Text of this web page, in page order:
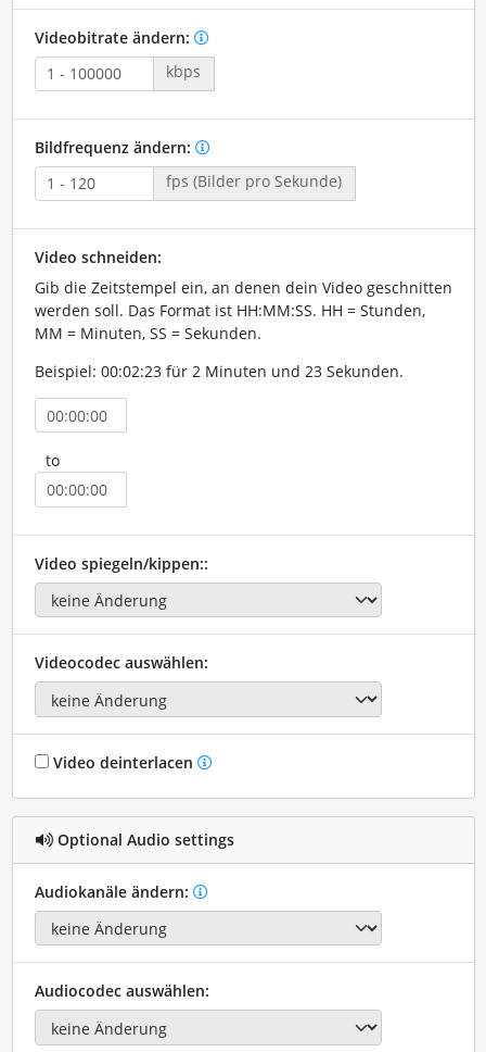
Videobitrate ändern:
kbps
Bildfrequenz ändern:
fps (Bilder pro Sekunde)
Video schneiden:
Gib die Zeitstempel ein, an denen dein Video geschnitten
werden soll. Das Format ist HH:MM:SS. HH = Stunden,
MM = Minuten, SS = Sekunden.
Beispiel: 00:02:23 für 2 Minuten und 23 Sekunden.
to
Video spiegeln/kippen::
Videocodec auswählen:
Video deinterlacen
Optional Audio settings
Audiokanäle ändern:
Audiocodec auswählen: